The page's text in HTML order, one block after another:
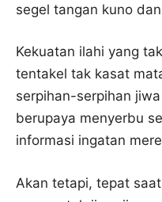
segel tangan kuno
Kekuatan ilahi yang
tentakel tak kasat
serpihan-serpihan
berupaya menyerbu
informasi ingatan
Akan tetapi, tepat